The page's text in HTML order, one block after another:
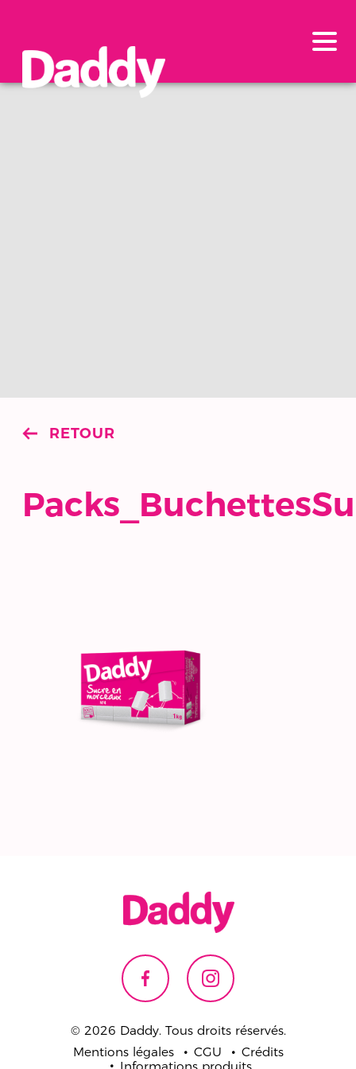
RETOUR
© 2026 Daddy. Tous droits réservés.
Mentions légales
CGU
Crédits
Informations produits